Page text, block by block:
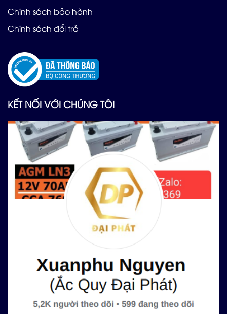
Chính sách bảo hành
Chính sách đổi trả
KẾT NỐI VỚI CHÚNG TÔI